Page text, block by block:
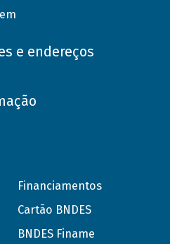
e endereços
Financiamentos
Cartão BNDES
BNDES Finame